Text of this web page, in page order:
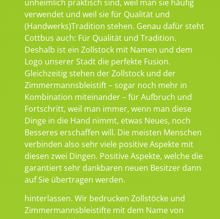
unheimlich praktisch sind, weil man sie häufig
verwendet und weil sie für Qualität und
(Handwerks)Tradition stehen. Genau dafür steht
Cottbus auch: Für Qualität und Tradition.
Deshalb ist ein Zollstock mit Namen und dem
Logo unserer Stadt die perfekte Fusion.
Gleichzeitig stehen der Zollstock und der
Zimmermannsbleistift – sogar noch mehr in
Kombination miteinander – für Aufbruch und
Fortschritt, weil man immer, wenn man diese
Dinge in die Hand nimmt, etwas Neues, noch
Besseres erschaffen will. Die meisten Menschen
verbinden also sehr viele positive Aspekte mit
diesen zwei Dingen. Positive Aspekte, welche die
garantiert sehr dankbaren neuen Besitzer dann
auf Sie übertragen werden.
hinterlassen. Wir bedrucken Zollstöcke und
Zimmermannsbleistifte mit dem Name von